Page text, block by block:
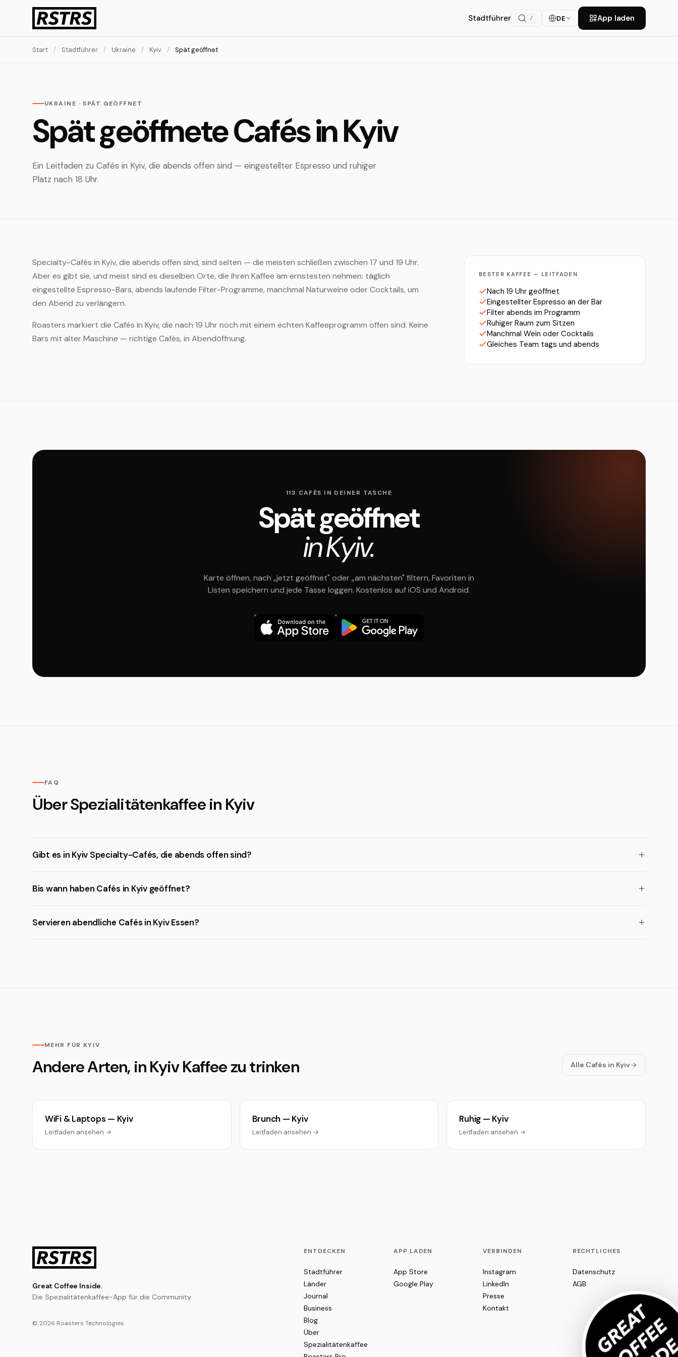
Stadtführer / DE App laden
Start / Stadtführer / Ukraine / Kyiv / Spät geöffnet
UKRAINE · SPÄT GEÖFFNET
Spät geöffnete Cafés in Kyiv
Ein Leitfaden zu Cafés in Kyiv, die abends offen sind — eingestellter Espresso und ruhiger
Platz nach 18 Uhr.
Specialty-Cafés in Kyiv, die abends offen sind, sind selten — die meisten schließen zwischen 17 und 19 Uhr.
Aber es gibt sie, und meist sind es dieselben Orte, die ihren Kaffee am ernstesten nehmen: täglich
eingestellte Espresso-Bars, abends laufende Filter-Programme, manchmal Naturweine oder Cocktails, um
den Abend zu verlängern.
Roasters markiert die Cafés in Kyiv, die nach 19 Uhr noch mit einem echten Kaffeeprogramm offen sind. Keine
Bars mit alter Maschine — richtige Cafés, in Abendöffnung.
BESTER KAFFEE — LEITFADEN
Nach 19 Uhr geöffnet
Eingestellter Espresso an der Bar
Filter abends im Programm
Ruhiger Raum zum Sitzen
Manchmal Wein oder Cocktails
Gleiches Team tags und abends
113 CAFÉS IN DEINER TASCHE
Spät geöffnet
in Kyiv.
Karte öffnen, nach „jetzt geöffnet" oder „am nächsten" filtern, Favoriten in
Listen speichern und jede Tasse loggen. Kostenlos auf iOS und Android.
FAQ
Über Spezialitätenkaffee in Kyiv
Gibt es in Kyiv Specialty-Cafés, die abends offen sind?
Bis wann haben Cafés in Kyiv geöffnet?
Servieren abendliche Cafés in Kyiv Essen?
MEHR FÜR KYIV
Andere Arten, in Kyiv Kaffee zu trinken Alle Cafés in Kyiv
WiFi & Laptops — Kyiv
Leitfaden ansehen →
Brunch — Kyiv
Leitfaden ansehen →
Ruhig — Kyiv
Leitfaden ansehen →
Great Coffee Inside.
Die Spezialitätenkaffee-App für die Community.
© 2026 Roasters Technologies
ENTDECKEN
Stadtführer
Länder
Journal
Business
Blog
Über
Spezialitätenkaffee
APP LADEN
App Store
Google Play
VERBINDEN
Instagram
LinkedIn
Presse
Kontakt
RECHTLICHES
Datenschutz
AGB